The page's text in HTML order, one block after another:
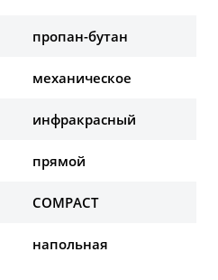
пропан-бутан
механическое
инфракрасный
прямой
COMPACT
напольная